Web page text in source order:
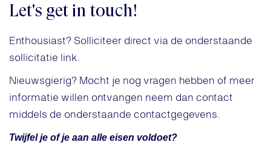
Let's get in touch!
Enthousiast? Solliciteer direct via de onderstaande
sollicitatie link.
Nieuwsgierig? Mocht je nog vragen hebben of meer
informatie willen ontvangen neem dan contact
middels de onderstaande contactgegevens.
Twijfel je of je aan alle eisen voldoet?